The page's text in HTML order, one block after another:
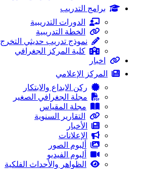
برامج التدريب
الدورات التدريبية
الخطة التدريبية
نموذج تدريب حديثي التخرج
كلية المركز الجغرافي
اخبار
المركز الإعلامي
ركن الابداع والابتكار
مجلة الجغرافي الصغير
مجلة المقياس
التقارير السنوية
الأخبار
الإعلانات
ألبوم الصور
ألبوم الفيديو
الظواهر والأحداث الفلكية